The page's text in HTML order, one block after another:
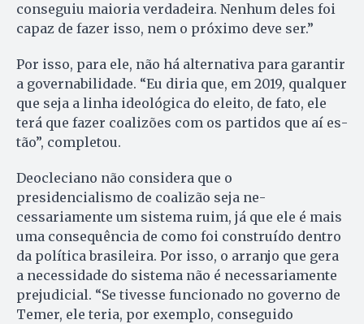
conseguiu maioria verdadeira. Nenhum deles foi
capaz de fazer isso, nem o próximo deve ser.”
Por isso, para ele, não há alternativa para garantir
a governabilidade. “Eu diria que, em 2019, qualquer
que seja a linha ideológica do elei­to, de fato, ele
terá que fazer coa­lizões com os partidos que aí es­
tão”, completou.
Deocleciano não considera que o
presidencialismo de coalizão seja ne­
cessariamente um sistema ruim, já que ele é mais
uma consequência de como foi construído dentro
da política brasileira. Por isso, o ar­ran­jo que gera
a necessidade do sis­tema não é necessariamente
prejudicial. “Se tivesse funcionado no go­verno de
Temer, ele teria, por exem­plo, conseguido